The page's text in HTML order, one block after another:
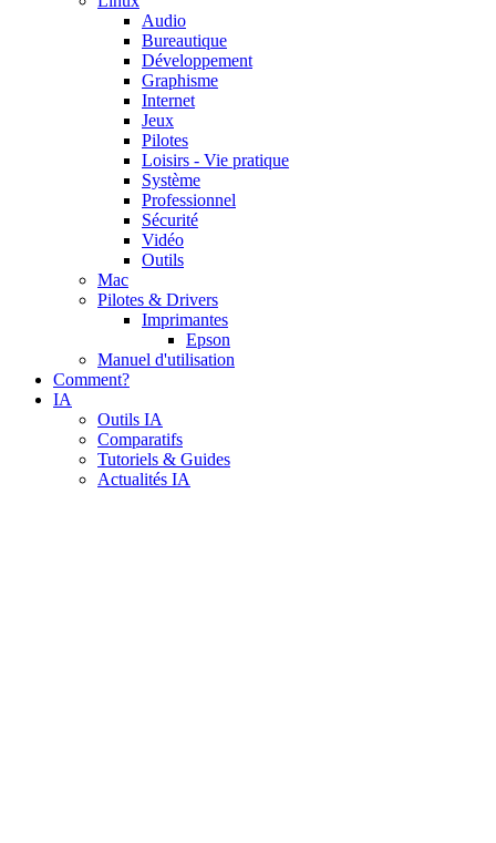
Audio
Bureautique
Développement
Graphisme
Internet
Jeux
Pilotes
Loisirs - Vie pratique
Système
Professionnel
Sécurité
Vidéo
Outils
Mac
Pilotes & Drivers
Imprimantes
Epson
Manuel d'utilisation
Comment?
IA
Outils IA
Comparatifs
Tutoriels & Guides
Actualités IA